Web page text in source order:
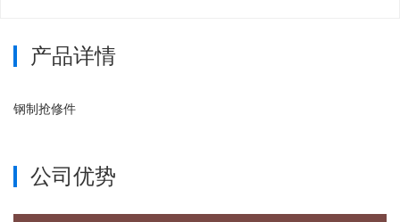
产品详情
钢制抢修件
公司优势